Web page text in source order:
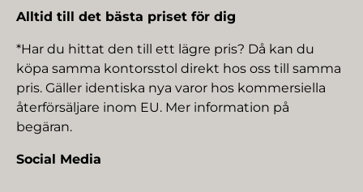
Alltid till det bästa priset för dig
*Har du hittat den till ett lägre pris? Då kan du
köpa samma kontorsstol direkt hos oss till samma
pris. Gäller identiska nya varor hos kommersiella
återförsäljare inom EU. Mer information på
begäran.
Social Media